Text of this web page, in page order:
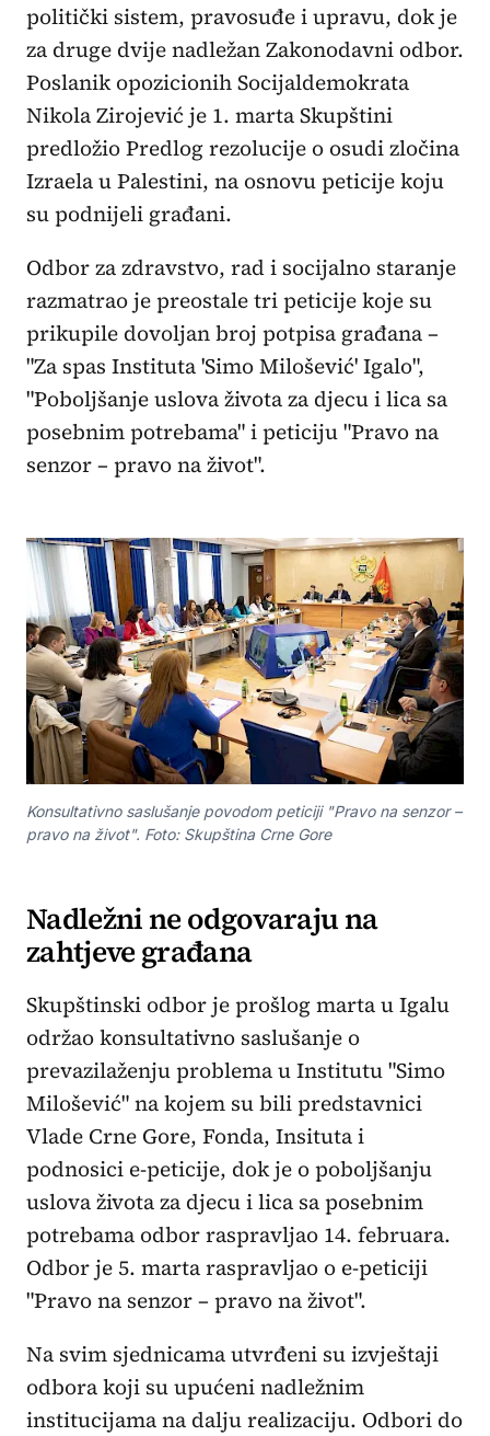
politički sistem, pravosuđe i upravu, dok je
za druge dvije nadležan Zakonodavni odbor.
Poslanik opozicionih Socijaldemokrata
Nikola Zirojević je 1. marta Skupštini
predložio Predlog rezolucije o osudi zločina
Izraela u Palestini, na osnovu peticije koju
su podnijeli građani.
Odbor za zdravstvo, rad i socijalno staranje
razmatrao je preostale tri peticije koje su
prikupile dovoljan broj potpisa građana –
"Za spas Instituta 'Simo Milošević' Igalo",
"Poboljšanje uslova života za djecu i lica sa
posebnim potrebama" i peticiju "Pravo na
senzor – pravo na život".
Konsultativno saslušanje povodom peticiji "Pravo na senzor –
pravo na život". Foto: Skupština Crne Gore
Nadležni ne odgovaraju na
zahtjeve građana
Skupštinski odbor je prošlog marta u Igalu
održao konsultativno saslušanje o
prevazilaženju problema u Institutu "Simo
Milošević" na kojem su bili predstavnici
Vlade Crne Gore, Fonda, Insituta i
podnosici e-peticije, dok je o poboljšanju
uslova života za djecu i lica sa posebnim
potrebama odbor raspravljao 14. februara.
Odbor je 5. marta raspravljao o e-peticiji
"Pravo na senzor – pravo na život".
Na svim sjednicama utvrđeni su izvještaji
odbora koji su upućeni nadležnim
institucijama na dalju realizaciju. Odbori do